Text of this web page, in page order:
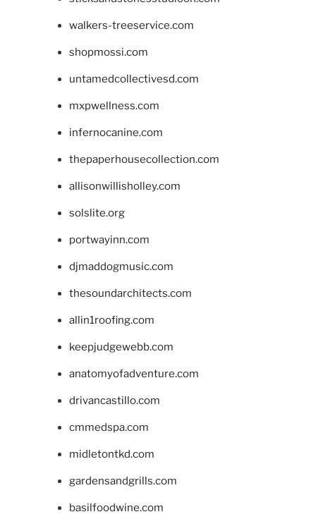
walkers-treeservice.com
shopmossi.com
untamedcollectivesd.com
mxpwellness.com
infernocanine.com
thepaperhousecollection.com
allisonwillisholley.com
solslite.org
portwayinn.com
djmaddogmusic.com
thesoundarchitects.com
allin1roofing.com
keepjudgewebb.com
anatomyofadventure.com
drivancastillo.com
cmmedspa.com
midletontkd.com
gardensandgrills.com
basilfoodwine.com